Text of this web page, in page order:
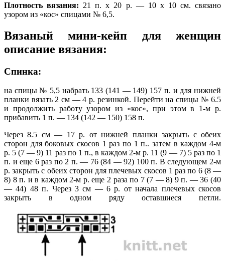
Плотность вязания: 21 п. х 20 р. — 10 х 10 см. связано
узором из «кос» спицами № 6,5.
Вязаный мини-кейп для женщин
описание вязания:
Спинка:
на спицы № 5,5 набрать 133 (141 — 149) 157 п. и для нижней
планки вязать 2 см — 4 р. резинкой. Перейти на спицы № 6.5
и продолжить работу узором из «кос», при этом в 1-м р.
прибавить 1 п. — 134 (142 — 150) 158 п.
Через 8.5 см — 17 р. от нижней планки закрыть с обеих
сторон для боковых скосов 1 раз по 1 п.. затем в каждом 4-м
р. 5 (7 — 9) 11 раз по 1 п., в каждом 2-м р. 11 (9 — 7) 5 раз пo 1
п. и еще 6 раз по 2 п. — 76 (84 — 92) 100 п. В следующем 2-м
р. закрыть с обеих сторон для плечевых скосов 1 раз по 6 (8 —
8) 8 п. и в каждом 2-м р. еще 2 раза по 7 (7 — 8) 9 п. — 36 (40
— 44) 48 п. Через 3 см — 6 р. от начала плечевых скосов
закрыть в одном ряду оставшиеся петли.